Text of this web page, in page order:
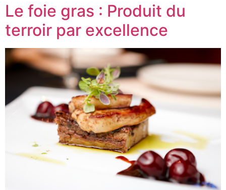
Le foie gras : Produit du
terroir par excellence